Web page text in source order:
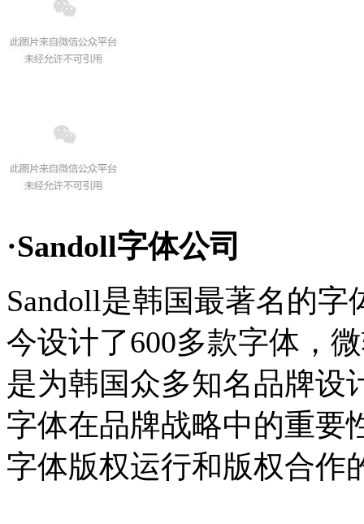
·Sandoll字体公司
Sandoll是韩国最著名的
今设计了600多款字体，
是为韩国众多知名品牌设
字体在品牌战略中的重要
字体版权运行和版权合作